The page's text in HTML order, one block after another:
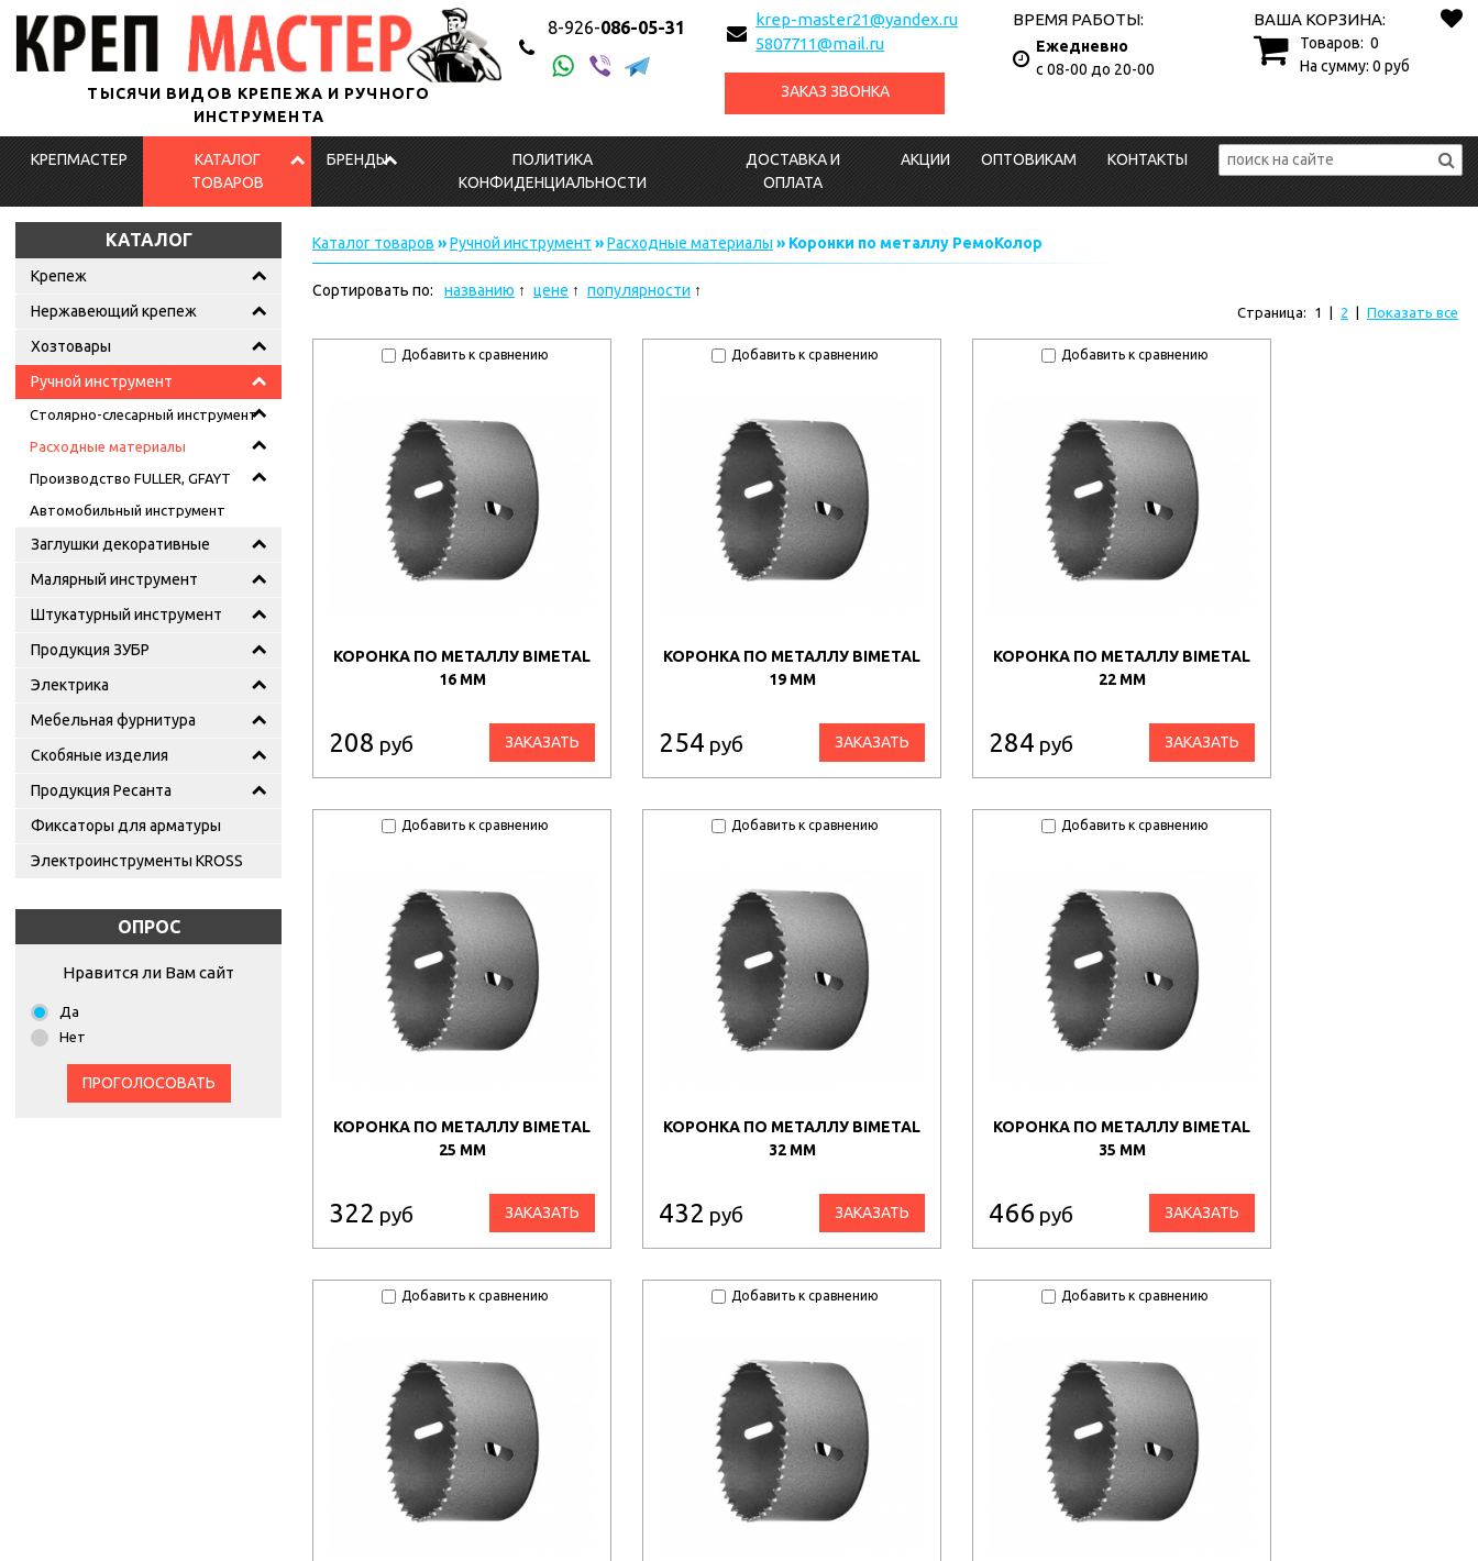
ТЫСЯЧИ ВИДОВ КРЕПЕЖА И РУЧНОГО
ИНСТРУМЕНТА
8-926-086-05-31
krep-master21@yandex.ru
5807711@mail.ru
ЗАКАЗ ЗВОНКА
ВРЕМЯ РАБОТЫ:
Ежедневно
с 08-00 до 20-00
ВАША КОРЗИНА:
Товаров: 0
На сумму: 0 руб
КРЕПМАСТЕР
КАТАЛОГ
ТОВАРОВ
БРЕНДЫ
ПОЛИТИКА
КОНФИДЕНЦИАЛЬНОСТИ
ДОСТАВКА И
ОПЛАТА
АКЦИИ ОПТОВИКАМ КОНТАКТЫ
КАТАЛОГ
Крепеж
Нержавеющий крепеж
Хозтовары
Ручной инструмент
Столярно-слесарный инструмент
Расходные материалы
Производство FULLER, GFAYT
Автомобильный инструмент
Заглушки декоративные
Малярный инструмент
Штукатурный инструмент
Продукция ЗУБР
Электрика
Мебельная фурнитура
Скобяные изделия
Продукция Ресанта
Фиксаторы для арматуры
Электроинструменты KROSS
ОПРОС
Нравится ли Вам сайт
Да
Нет
ПРОГОЛОСОВАТЬ
Каталог товаров »Ручной инструмент »Расходные материалы » Коронки по металлу РемоКолор
Сортировать по: названию цене популярности
Страница: 1 2 Показать все
Добавить к сравнению
КОРОНКА ПО МЕТАЛЛУ BIMETAL
16 ММ
208 руб ЗАКАЗАТЬ
Добавить к сравнению
КОРОНКА ПО МЕТАЛЛУ BIMETAL
19 ММ
254 руб ЗАКАЗАТЬ
Добавить к сравнению
КОРОНКА ПО МЕТАЛЛУ BIMETAL
22 ММ
284 руб ЗАКАЗАТЬ
Добавить к сравнению
КОРОНКА ПО МЕТАЛЛУ BIMETAL
25 ММ
322 руб ЗАКАЗАТЬ
Добавить к сравнению
КОРОНКА ПО МЕТАЛЛУ BIMETAL
32 ММ
432 руб ЗАКАЗАТЬ
Добавить к сравнению
КОРОНКА ПО МЕТАЛЛУ BIMETAL
35 ММ
466 руб ЗАКАЗАТЬ
Добавить к сравнению Добавить к сравнению Добавить к сравнению